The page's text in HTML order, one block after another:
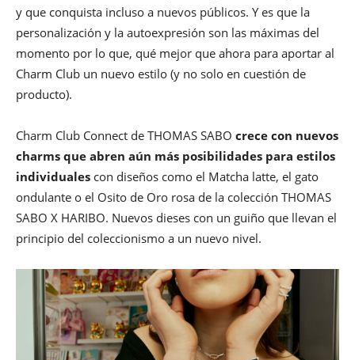
y que conquista incluso a nuevos públicos. Y es que la
personalización y la autoexpresión son las máximas del
momento por lo que, qué mejor que ahora para aportar al
Charm Club un nuevo estilo (y no solo en cuestión de
producto).
Charm Club Connect de THOMAS SABO crece con nuevos
charms que abren aún más posibilidades para estilos
individuales con diseños como el Matcha latte, el gato
ondulante o el Osito de Oro rosa de la colección THOMAS
SABO X HARIBO. Nuevos dieses con un guiño que llevan el
principio del coleccionismo a un nuevo nivel.